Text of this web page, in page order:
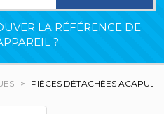
LA RÉFÉRENCE DE
?
PIÈCES DÉTACHÉES